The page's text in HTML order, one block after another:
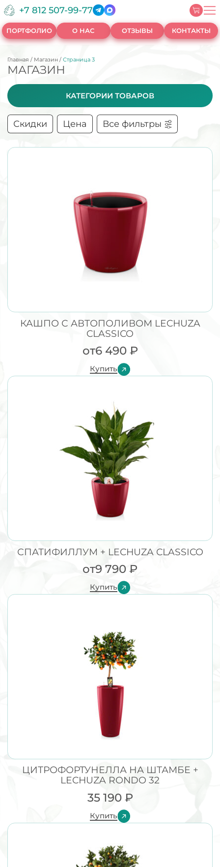
+7 812 507-99-77
ПОРТФОЛИО О НАС ОТЗЫВЫ КОНТАКТЫ
Главная / Магазин /Страница 3
МАГАЗИН
КАТЕГОРИИ ТОВАРОВ
Скидки Цена Все фильтры
КАШПО С АВТОПОЛИВОМ LECHUZA
CLASSICO
от6 490 ₽
Купить
СПАТИФИЛЛУМ + LECHUZA CLASSICO
от9 790 ₽
Купить
ЦИТРОФОРТУНЕЛЛА НА ШТАМБЕ +
LECHUZA RONDO 32
35 190 ₽
Купить